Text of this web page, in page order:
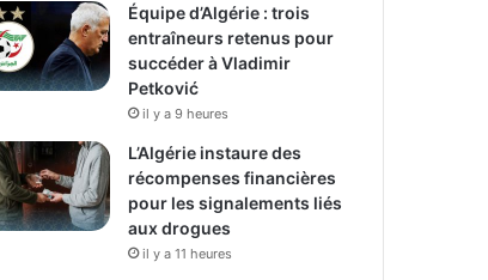
Équipe d’Algérie : trois
entraîneurs retenus pour
succéder à Vladimir
Petković
il y a 9 heures
L’Algérie instaure des
récompenses financières
pour les signalements liés
aux drogues
il y a 11 heures